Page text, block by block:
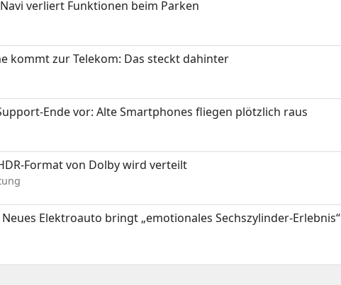
verliert Funktionen beim Parken
kommt zur Telekom: Das steckt dahinter
Ende vor: Alte Smartphones fliegen plötzlich raus
Format von Dolby wird verteilt
Elektroauto bringt „emotionales Sechszylinder-Erlebnis“